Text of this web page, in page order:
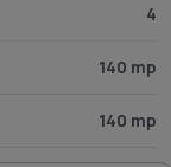
4
140 mp
140 mp